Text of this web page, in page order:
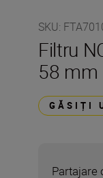
SKU:
Filtru
58 mm
GĂSIȚI
Partajare